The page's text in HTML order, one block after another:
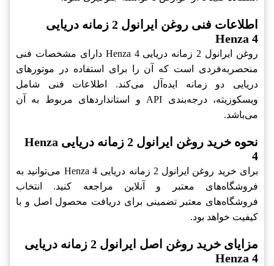
اطلاعات فنی روغن ایرانول 2 زمانه دریایی
Henza 4
روغن ایرانول 2 زمانه دریایی Henza 4 دارای مشخصات فنی
منحصربه‌فردی است که آن را برای استفاده در موتورهای
دریایی دو زمانه ایده‌آل می‌کند. اطلاعات فنی شامل
ویسکوزیته، درجه‌بندی API و استانداردهای مربوط به آن
می‌باشد.
نحوه خرید روغن ایرانول 2 زمانه دریایی Henza
4
برای خرید روغن ایرانول 2 زمانه دریایی Henza 4 می‌توانید به
فروشگاه‌های معتبر و آنلاین مراجعه کنید. انتخاب
فروشگاه‌های معتبر تضمینی برای دریافت محصول اصل و با
کیفیت خواهد بود.
مزایای خرید روغن اصل ایرانول 2 زمانه دریایی
Henza 4